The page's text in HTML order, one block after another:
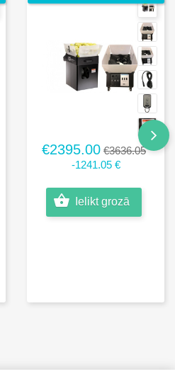
€2395.00 €3636.05
-1241.05 €
Ielikt grozā